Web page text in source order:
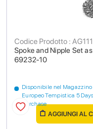
Spoke and Nipple Set
69232-10
Codice Prodotto :
Disponibile nel Magazzino
Europeo Tempistica 5
purchase
AGGIUNGI AL